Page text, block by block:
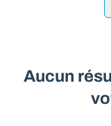
Malvoisin (5575)
Aucun